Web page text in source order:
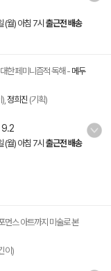
(월) 아침 7시 출근전 배송
한 페미니즘적 독해 - 메두
정희진 (기획)
9.2
(월) 아침 7시 출근전 배송
먼스 아트까지 미술로 본
이)